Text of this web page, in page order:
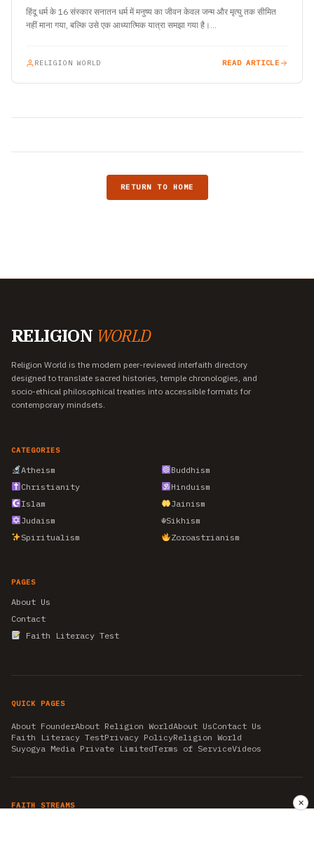
हिंदू धर्म के 16 संस्कार सनातन धर्म में मनुष्य का जीवन केवल जन्म और मृत्यु तक सीमित
नहीं माना गया, बल्कि उसे एक आध्यात्मिक यात्रा समझा गया है।…
RELIGION WORLD READ ARTICLE
RETURN TO HOME
RELIGION WORLD
Religion World is the modern peer-reviewed interfaith directory
designed to translate sacred histories, temple chronologies, and
socio-ethical philosophical treaties into accessible formats for
contemporary mindsets.
CATEGORIES
Atheism
Buddhism
Christianity
Hinduism
Islam
Jainism
Judaism
☬Sikhism
Spiritualism
Zoroastrianism
PAGES
About Us
Contact
Faith Literacy Test
QUICK PAGES
About FounderAbout Religion WorldAbout UsContact Us
Faith Literacy TestPrivacy PolicyReligion World
Suyogya Media Private LimitedTerms of ServiceVideos
FAITH STREAMS ✕